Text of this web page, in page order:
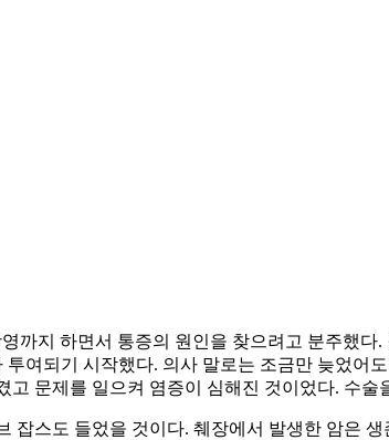
까지 하면서 통증의 원인을 찾으려고 분주했
여되기 시작했다. 의사 말로는 조금만 늦었어
문제를 일으켜 염증이 심해진 것이었다. 수
잡스도 들었을 것이다. 췌장에서 발생한 암은